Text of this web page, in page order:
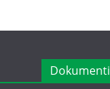
Dokumenti